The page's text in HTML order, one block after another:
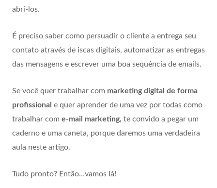
abrí-los.
É preciso saber como persuadir o cliente a entrega seu
contato através de iscas digitais, automatizar as entregas
das mensagens e escrever uma boa sequência de emails.
Se você quer trabalhar com marketing digital de forma
profissional e quer aprender de uma vez por todas como
trabalhar com e-mail marketing, te convido a pegar um
caderno e uma caneta, porque daremos uma verdadeira
aula neste artigo.
Tudo pronto? Então…vamos lá!